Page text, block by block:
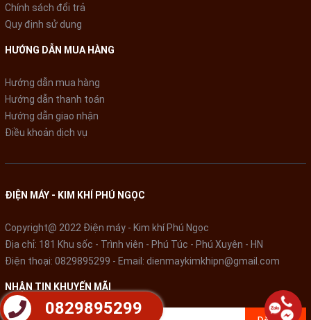
Môi chất lạnh R32
Môi chất lạnh R32 cung cấp công suất làm mát cao cho Điều
kiệm năng lượng.
Môi chất lạnh R32 trong điều hòa Casper SH-09FS32 không gây
ra nhiều ảnh hưởng đến tình trạng nóng lên toàn cầu, từ đó làm
cho sản phẩm trở nên thân thiện với môi trường hơn.
Điều hòa Casper 2 chiều 9.000 BTU SH-09FS32 không chỉ là
một sản phẩm tiện ích mà còn là sự lựa chọn hàng đầu cho
hiệu quả và khả năng tiết kiệm năng lượng, sản phẩm này đem
lại sự thoải mái và tiện nghi tối đa cho mọi gia đình.
Chính sách đổi trả
Quy định sử dụng
HƯỚNG DẪN MUA HÀNG
Hướng dẫn mua hàng
Hướng dẫn thanh toán
Hướng dẫn giao nhận
Điều khoản dịch vụ
ĐIỆN MÁY - KIM KHÍ PHÚ NGỌC
Copyright@ 2022 Điện máy - Kim khí Phú Ngọc
Địa chỉ: 181 Khu sốc - Trình viên - Phú Túc - Phú Xuyên - HN
Điện thoại: 0829895299 - Email: dienmaykimkhipn@gmail.com
NHẬN TIN KHUYẾN MÃI
0829895299